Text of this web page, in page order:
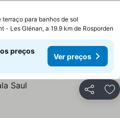
para banhos de sol
- Les Glénan, a 19.9 km de Rosporden
preços
Ver preços
Partilhar